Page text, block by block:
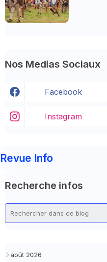
Nos Medias Sociaux
Facebook
Instagram
Revue Info
Recherche infos
août 2026